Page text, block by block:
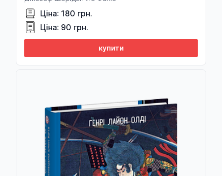
Ціна: 180 грн.
Ціна: 90 грн.
купити